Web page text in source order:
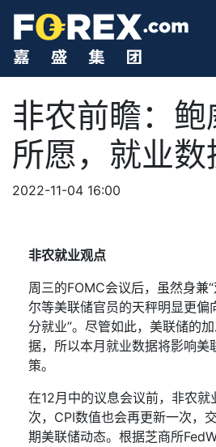
非农前瞻：
所愿，就业数
2022-11-04 16:00
非农就业观点
周三的FOMC会议后，虽然身兼
尔等美联储官员的天秤明显更偏
分就业”。尽管如此，美联储的
据，所以本月就业数据将影响美
策。
在12月中的议息会议前，非农就
次， CPI数值也会再更新一次，
期美联储动态。根据芝商所